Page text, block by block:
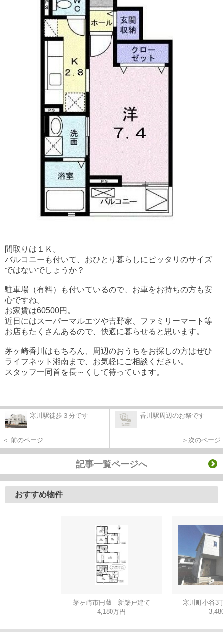
間取りは１Ｋ。
バルコニーも付いて、おひとり暮らしにピッタリのサイズ
ではないでしょうか？
駐車場（有料）も付いているので、お車をお持ちの方も安
心ですね。
お家賃は60500円。
近日にはスーパーマルエツや吉野家、ファミリーマート等
お店もたくさんあるので、快適に暮らせると思います。
茅ヶ崎香川はもちろん、周辺のおうちをお探しの方はぜひ
ライフネット湘南まで、お気軽にご相談ください。
スタッフ一同首を長～くして待っています。
寒川駅徒歩３分です
＜ 前のページ
香川駅周辺のお祭です
＞次のページ
記事一覧ページへ
おすすめ物件
茅ヶ崎市円蔵 新築戸建て
4,180万円
寒川町小谷3